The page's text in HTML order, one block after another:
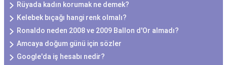
Rüyada kadın korumak ne demek?
Kelebek bıçağı hangi renk olmalı?
Ronaldo neden 2008 ve 2009 Ballon d'Or almadı?
Amcaya doğum günü için sözler
Google'da iş hesabı nedir?